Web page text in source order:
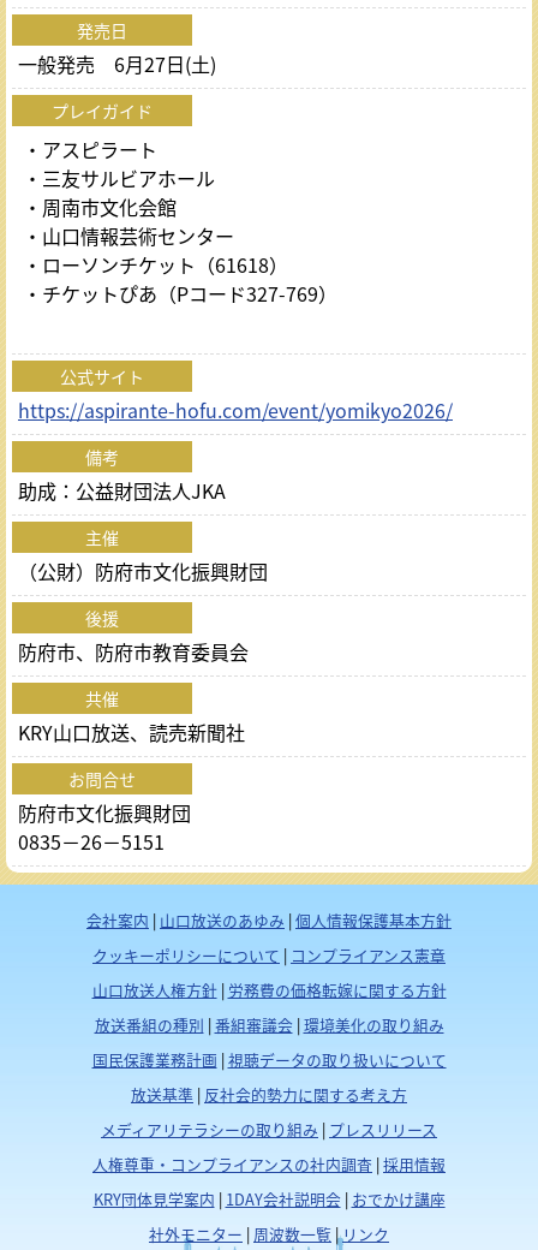
発売日
一般発売 6月27日(土)
プレイガイド
・アスピラート
・三友サルビアホール
・周南市文化会館
・山口情報芸術センター
・ローソンチケット（61618）
・チケットぴあ（Pコード327-769）
公式サイト
https://aspirante-hofu.com/event/yomikyo2026/
備考
助成：公益財団法人JKA
主催
（公財）防府市文化振興財団
後援
防府市、防府市教育委員会
共催
KRY山口放送、読売新聞社
お問合せ
防府市文化振興財団
0835－26－5151
会社案内 | 山口放送のあゆみ |個人情報保護基本方針
クッキーポリシーについて | コンプライアンス憲章
山口放送人権方針| 労務費の価格転嫁に関する方針
放送番組の種別 |番組審議会|環境美化の取り組み
国民保護業務計画 |視聴データの取り扱いについて
放送基準 | 反社会的勢力に関する考え方
メディアリテラシーの取り組み | プレスリリース
人権尊重・コンプライアンスの社内調査 |採用情報
KRY団体見学案内 | 1DAY会社説明会| おでかけ講座
社外モニター | 周波数一覧 |リンク